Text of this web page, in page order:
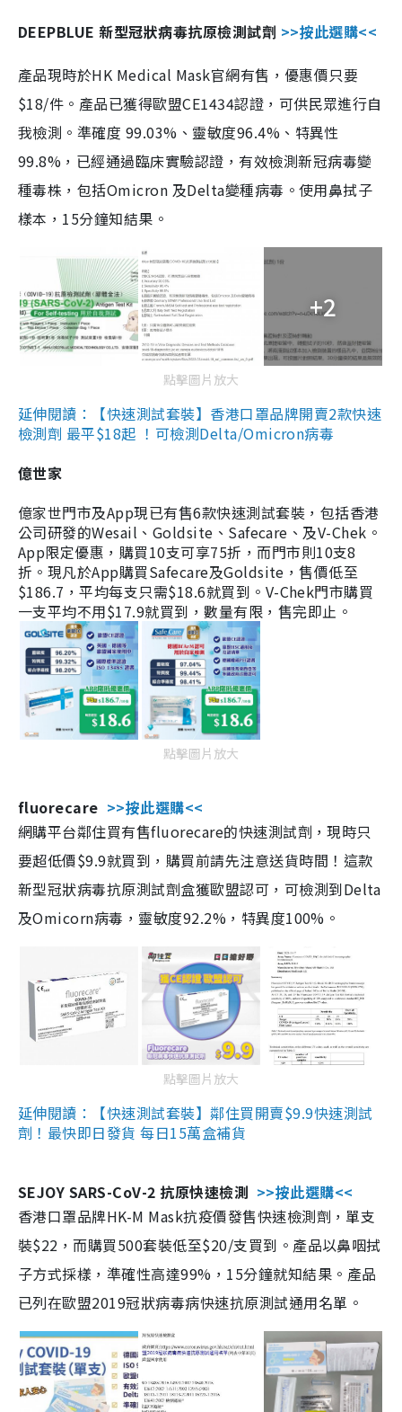
DEEPBLUE 新型冠狀病毒抗原檢測試劑 >>按此選購<<
產品現時於HK Medical Mask官網有售，優惠價只要
$18/件。產品已獲得歐盟CE1434認證，可供民眾進行自
我檢測。準確度 99.03%、靈敏度96.4%、特異性
99.8%，已經通過臨床實驗認證，有效檢測新冠病毒變
種毒株，包括Omicron 及Delta變種病毒。使用鼻拭子
樣本，15分鐘知結果。
+2
點擊圖片放大
延伸閱讀：【快速測試套裝】香港口罩品牌開賣2款快速
檢測劑 最平$18起 ！可檢測Delta/Omicron病毒
億世家
億家世門市及App現已有售6款快速測試套裝，包括香港
公司研發的Wesail、Goldsite、Safecare、及V-Chek。
App限定優惠，購買10支可享75折，而門市則10支8
折。現凡於App購買Safecare及Goldsite，售價低至
$186.7，平均每支只需$18.6就買到。V-Chek門市購買
一支平均不用$17.9就買到，數量有限，售完即止。
點擊圖片放大
fluorecare >>按此選購<<
網購平台鄰住買有售fluorecare的快速測試劑，現時只
要超低價$9.9就買到，購買前請先注意送貨時間！這款
新型冠狀病毒抗原測試劑盒獲歐盟認可，可檢測到Delta
及Omicorn病毒，靈敏度92.2%，特異度100%。
點擊圖片放大
延伸閱讀：【快速測試套裝】鄰住買開賣$9.9快速測試
劑！最快即日發貨 每日15萬盒補貨
SEJOY SARS-CoV-2 抗原快速檢測 >>按此選購<<
香港口罩品牌HK-M Mask抗疫價發售快速檢測劑，單支
裝$22，而購買500套裝低至$20/支買到。產品以鼻咽拭
子方式採樣，準確性高達99%，15分鐘就知結果。產品
已列在歐盟2019冠狀病毒病快速抗原測試通用名單。